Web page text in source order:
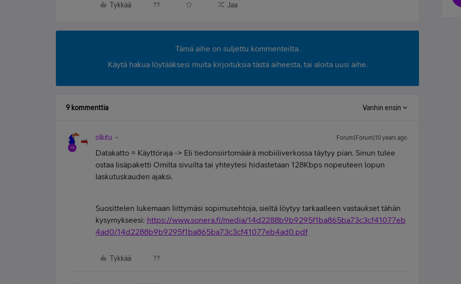
Tykkää Jaa
Tämä aihe on suljettu kommenteilta.
Käytä hakua löytääksesi muita kirjoituksia tästä aiheesta, tai aloita uusi aihe.
9 kommenttia Vanhin ensin
olkitu Forum|Forum|10 years ago
Datakatto = Käyttöraja -> Eli tiedonsiirtomäärä mobiiliverkossa täytyy pian. Sinun tulee
ostaa lisäpaketti Omilta sivuilta tai yhteytesi hidastetaan 128Kbps nopeuteen lopun
laskutuskauden ajaksi.
Suosittelen lukemaan liittymäsi sopimusehtoja, sieltä löytyy tarkaalleen vastaukset tähän
kysymykseesi: https://www.sonera.fi/media/14d2288b9b9295f1ba865ba73c3cf41077eb
4ad0/14d2288b9b9295f1ba865ba73c3cf41077eb4ad0.pdf
Tykkää